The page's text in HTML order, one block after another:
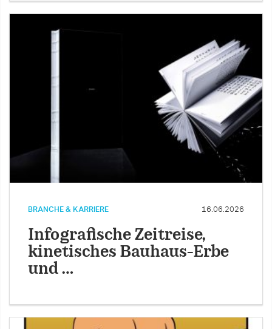
BRANCHE & KARRIERE 16.06.2026
Infografische Zeitreise,
kinetisches Bauhaus-Erbe
und …